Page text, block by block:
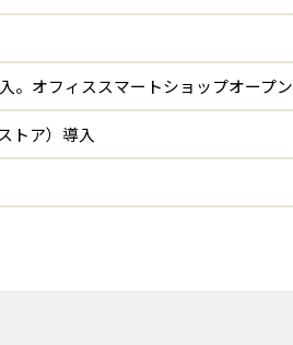
。オフィススマートショップオープン
トア）導入